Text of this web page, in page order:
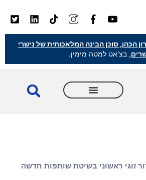
הכהן, סוכן הבינה המלאכותית של נישרי
, בצ'אט למטה מימין.
זוגי ראשוני בשיטת שותפות חדשה